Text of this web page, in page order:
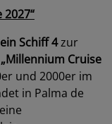
Schiff 4zur
„Millennium Cruise
und 2000er im
in Palma de